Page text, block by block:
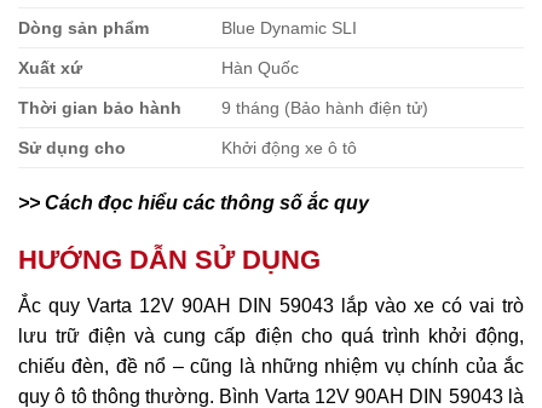
Dòng sản phẩm Blue Dynamic SLI
Xuất xứ Hàn Quốc
Thời gian bảo hành 9 tháng (Bảo hành điện tử)
Sử dụng cho Khởi động xe ô tô
>> Cách đọc hiểu các thông số ắc quy
HƯỚNG DẪN SỬ DỤNG
Ắc quy Varta 12V 90AH DIN 59043 lắp vào xe có vai trò
lưu trữ điện và cung cấp điện cho quá trình khởi động,
chiếu đèn, đề nổ – cũng là những nhiệm vụ chính của ắc
quy ô tô thông thường. Bình Varta 12V 90AH DIN 59043 là